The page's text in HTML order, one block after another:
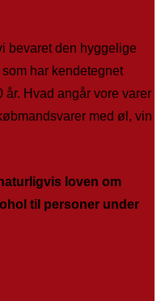
bevaret den hyggelige
har kendetegnet
år. Hvad angår vore varer
med øl, vin
loven om
til personer under